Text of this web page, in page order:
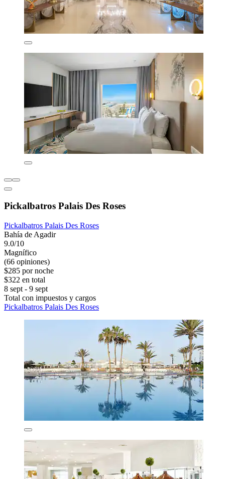
Pickalbatros Palais Des Roses
Pickalbatros Palais Des Roses
Bahía de Agadir
9.0/10
Magnífico
(66 opiniones)
$285 por noche
$322 en total
8 sept - 9 sept
Total con impuestos y cargos
Pickalbatros Palais Des Roses